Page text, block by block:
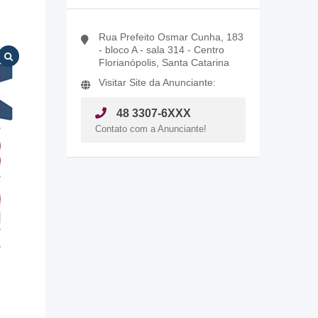
Rua Prefeito Osmar Cunha, 183
- bloco A - sala 314 - Centro
Florianópolis, Santa Catarina
Visitar Site da Anunciante:
48 3307-6XXX
Contato com a Anunciante!